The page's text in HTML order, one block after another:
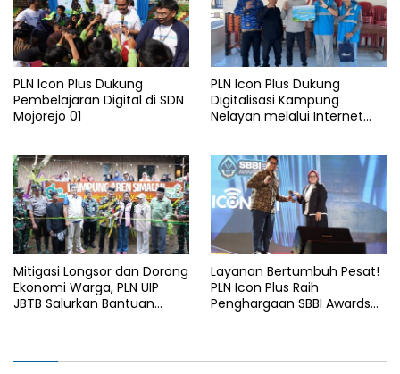
PLN Icon Plus Dukung
Pembelajaran Digital di SDN
Mojorejo 01
PLN Icon Plus Dukung
Digitalisasi Kampung
Nelayan melalui Internet
Mitigasi Longsor dan Dorong
Ekonomi Warga, PLN UIP
JBTB Salurkan Bantuan
Layanan Bertumbuh Pesat!
PLN Icon Plus Raih
Penghargaan SBBI Awards